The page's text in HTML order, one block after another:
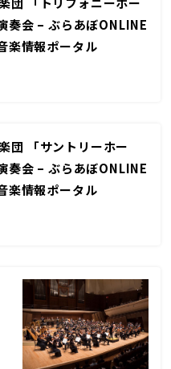
奏会 – ぶらあぼONLINE
楽情報ポータル
団 「サントリーホー
奏会 – ぶらあぼONLINE
楽情報ポータル